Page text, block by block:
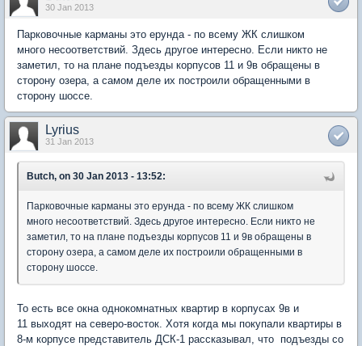
30 Jan 2013
Парковочные карманы это ерунда - по всему ЖК слишком
много несоответствий. Здесь другое интересно. Если никто не
заметил, то на плане подъезды корпусов 11 и 9в обращены в
сторону озера, а самом деле их построили обращенными в
сторону шоссе.
Lyrius
31 Jan 2013
Butch, on 30 Jan 2013 - 13:52:
Парковочные карманы это ерунда - по всему ЖК слишком
много несоответствий. Здесь другое интересно. Если никто не
заметил, то на плане подъезды корпусов 11 и 9в обращены в
сторону озера, а самом деле их построили обращенными в
сторону шоссе.
То есть все окна однокомнатных квартир в корпусах 9в и
11 выходят на северо-восток. Хотя когда мы покупали квартиры в
8-м корпусе представитель ДСК-1 рассказывал, что подъезды со